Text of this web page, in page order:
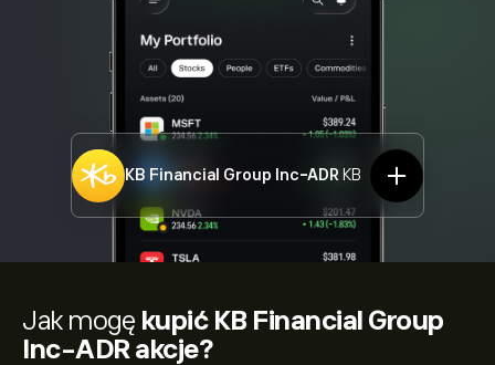
KB Financial Group Inc-ADR KB
Jak mogę kupić KB Financial Group
Inc-ADR akcje?